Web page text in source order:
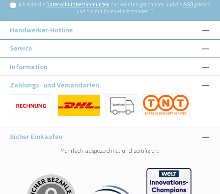
Ich habe die Datenschutzbestimmungen zur Kenntnis genommen und dieAGBgelesen
und bin mit ihnen einverstanden. *
Handwerker-Hotline
Service
Information
Zahlungs- und Versandarten
Sicher Einkaufen
Mehrfach ausgezeichnet und zertifiziert!